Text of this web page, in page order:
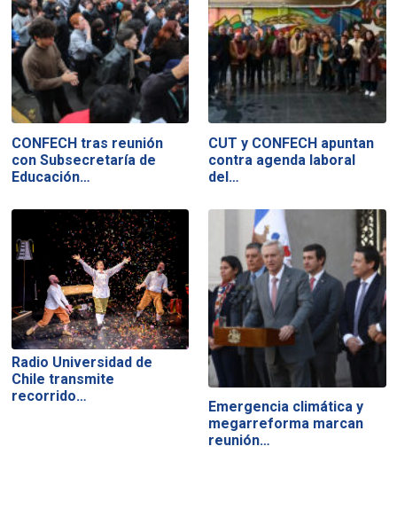
CONFECH tras reunión
con Subsecretaría de
Educación…
CUT y CONFECH apuntan
contra agenda laboral
del…
Radio Universidad de
Chile transmite
recorrido…
Emergencia climática y
megarreforma marcan
reunión…